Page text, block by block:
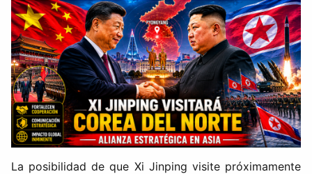
La posibilidad de que Xi Jinping visite próximamente